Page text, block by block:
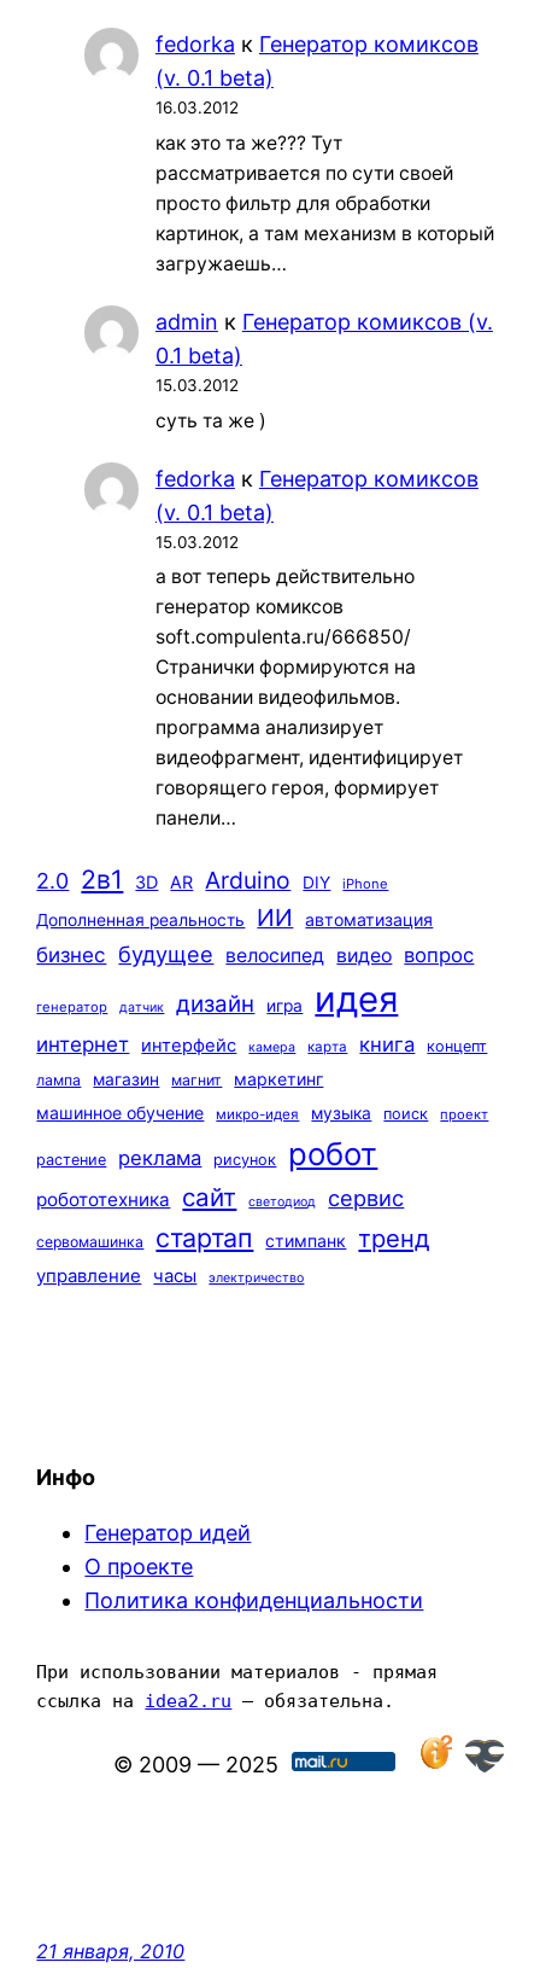
fedorka к Генератор комиксов
(v. 0.1 beta)
16.03.2012
как это та же??? Тут
рассматривается по сути своей
просто фильтр для обработки
картинок, а там механизм в который
загружаешь…
admin к Генератор комиксов (v.
0.1 beta)
15.03.2012
суть та же )
fedorka к Генератор комиксов
(v. 0.1 beta)
15.03.2012
а вот теперь действительно
генератор комиксов
soft.compulenta.ru/666850/
Странички формируются на
основании видеофильмов.
программа анализирует
видеофрагмент, идентифицирует
говорящего героя, формирует
панели…
2.0 2в1 3D AR Arduino DIY iPhone
Дополненная реальность ИИ автоматизация
бизнес будущее велосипед видео вопрос
генератор датчик дизайн игра идея
интернет интерфейс камера карта книга
концепт
лампа
магазин магнит
маркетинг
машинное обучение
микро-идея музыка поиск проект
растение реклама рисунок робот
робототехника сайт светодиод сервис
сервомашинка стартап стимпанк тренд
управление часы электричество
Инфо
Генератор идей
О проекте
Политика конфиденциальности
При использовании материалов - прямая
ссылка на idea2.ru — обязательна.
© 2009 — 2025
21 января, 2010